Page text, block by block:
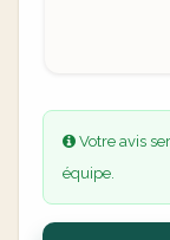
Votre avis
équipe.